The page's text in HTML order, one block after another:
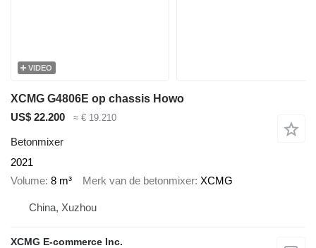
VIDEO
XCMG G4806E op chassis Howo
US$ 22.200
≈ € 19.210
Betonmixer
2021
Volume 8 m³ Merk van de betonmixer XCMG
China, Xuzhou
XCMG E-commerce Inc.